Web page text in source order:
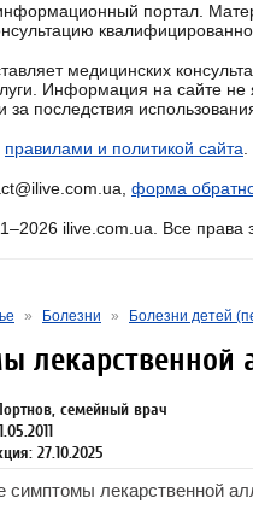
портал.
медицинских
Информация на сайте
за последствия
правилами и политикой сайта
форма
ilive.com.ua. Все права
» Болезни » Болезни детей
лекарственной
семейный врач
27.10.2025
лекарственной